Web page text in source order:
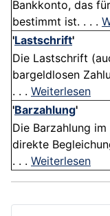
Bankkonto, das
bestimmt ist. . . .
'Lastschrift'
Die Lastschrift
bargeldlosen
. . . Weiterlesen
'Barzahlung'
Die Barzahlung
direkte
. . . Weiterlesen